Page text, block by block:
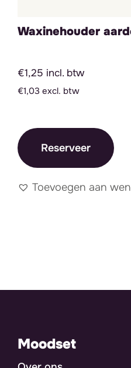
Waxinehouder
€1,25 incl. btw
€1,03 excl. btw
Reserveer
Toevoegen aan
Moodset